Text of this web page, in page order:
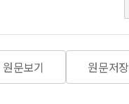
원문보기 원문저장